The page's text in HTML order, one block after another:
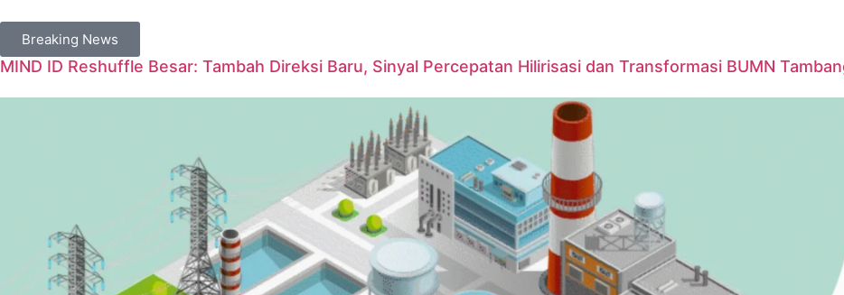
Breaking News
MIND ID Reshuffle Besar: Tambah Direksi Baru, Sinyal Percepatan Hilirisasi dan Transformasi BUMN